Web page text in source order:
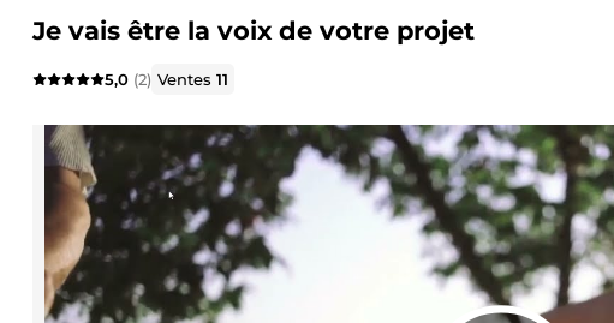
Je vais être la voix de votre projet
5,0 (2) Ventes11